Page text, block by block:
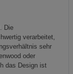
Die
verarbeitet,
sehr
oder
das Design ist